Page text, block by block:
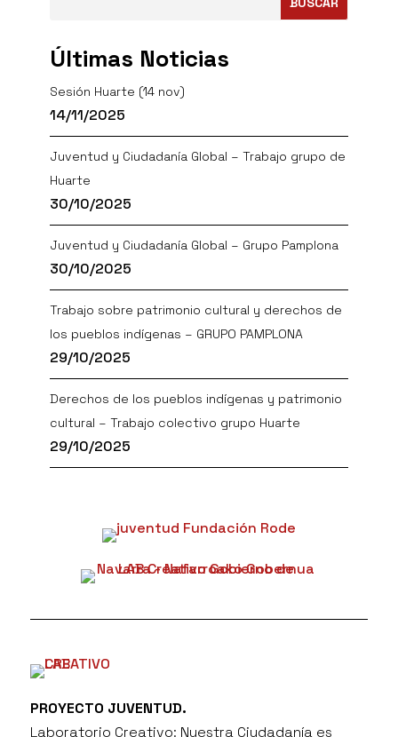
Últimas Noticias
Sesión Huarte (14 nov)
14/11/2025
Juventud y Ciudadanía Global – Trabajo grupo de
Huarte
30/10/2025
Juventud y Ciudadanía Global – Grupo Pamplona
30/10/2025
Trabajo sobre patrimonio cultural y derechos de
los pueblos indígenas – GRUPO PAMPLONA
29/10/2025
Derechos de los pueblos indígenas y patrimonio
cultural – Trabajo colectivo grupo Huarte
29/10/2025
PROYECTO JUVENTUD.
Laboratorio Creativo: Nuestra Ciudadanía es